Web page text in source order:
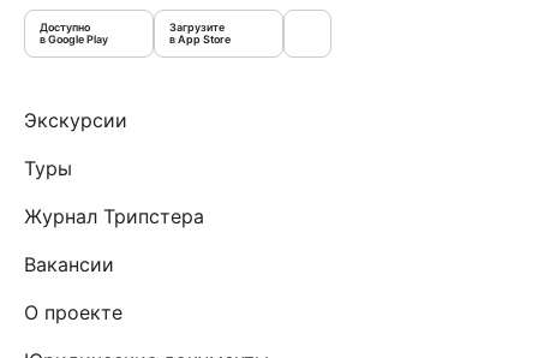
Доступно
в Google Play
Загрузите
в App Store
Экскурсии
Туры
Журнал Трипстера
Вакансии
О проекте